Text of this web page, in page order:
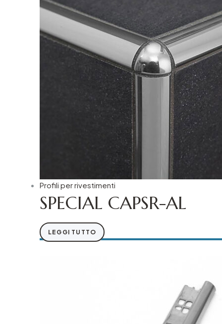
Profili per rivestimenti
SPECIAL CAPSR-AL
LEGGI TUTTO